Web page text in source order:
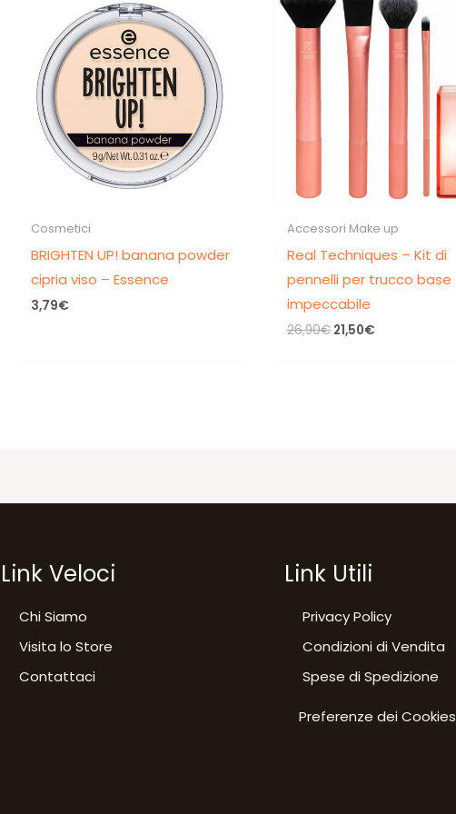
Cosmetici
BRIGHTEN UP! banana powder
cipria viso – Essence
3,79€
Accessori Make up
Real Techniques – Kit di
pennelli per trucco base
impeccabile
26,90€ Il
21,50€
Link Veloci
Chi Siamo
Visita lo Store
Contattaci
Link Utili
Privacy Policy
Condizioni di Vendita
Spese di Spedizione
Preferenze dei Cookies
sulla privacy
per avere maggiori informazioni.